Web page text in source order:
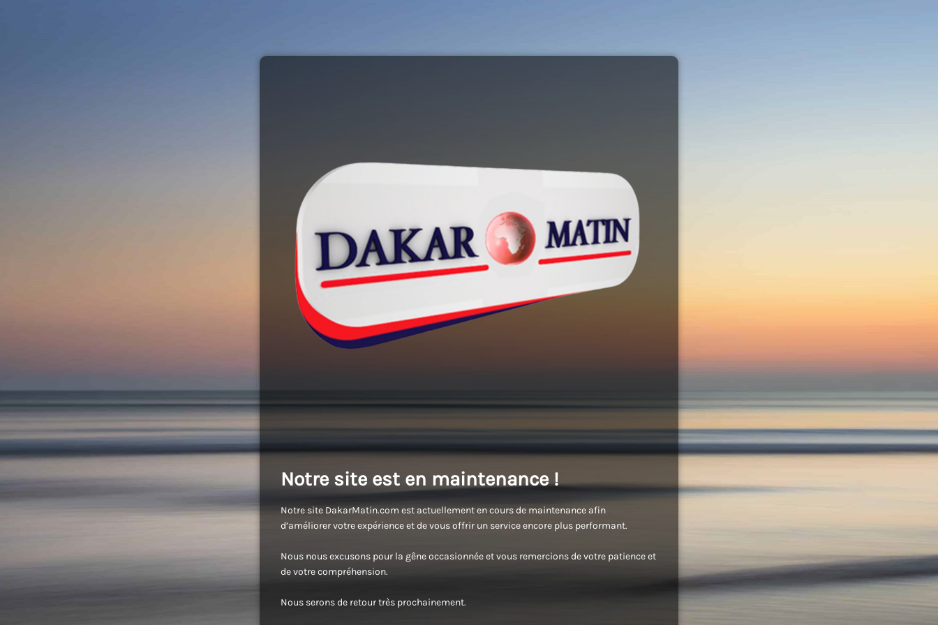
Notre site est en maintenance !
Notre site DakarMatin.com est actuellement en cours de maintenance afin
d’améliorer votre expérience et de vous offrir un service encore plus performant.
Nous nous excusons pour la gêne occasionnée et vous remercions de votre patience et
de votre compréhension.
Nous serons de retour très prochainement.